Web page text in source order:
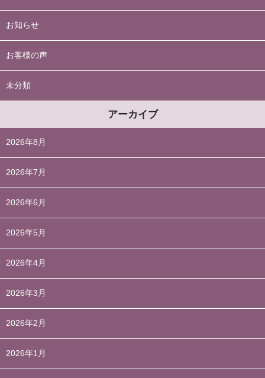
お知らせ
お客様の声
未分類
アーカイブ
2026年8月
2026年7月
2026年6月
2026年5月
2026年4月
2026年3月
2026年2月
2026年1月